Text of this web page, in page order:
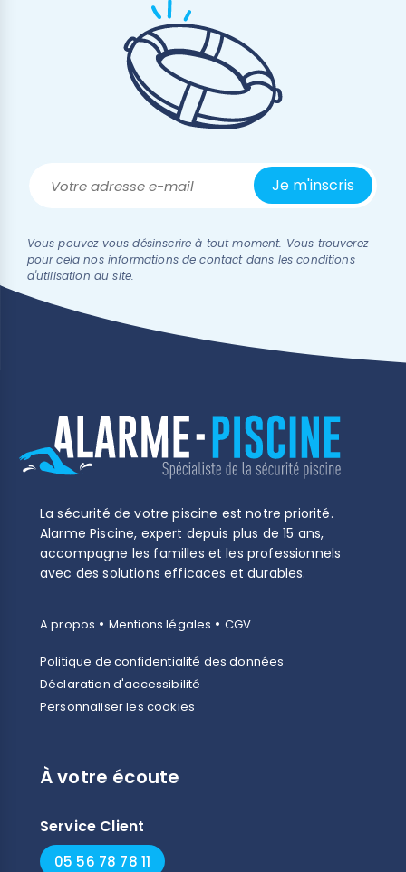
Vous pouvez vous désinscrire à tout moment. Vous trouverez
pour cela nos informations de contact dans les conditions
d'utilisation du site.
La sécurité de votre piscine est notre priorité.
Alarme Piscine, expert depuis plus de 15 ans,
accompagne les familles et les professionnels
avec des solutions efficaces et durables.
A propos • Mentions légales • CGV
Politique de confidentialité des données
Déclaration d'accessibilité
Personnaliser les cookies
À votre écoute
Service Client
05 56 78 78 11